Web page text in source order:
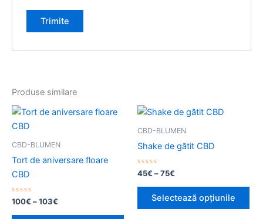
Produse similare
CBD-BLUMEN
Tort de aniversare floare
CBD
Evaluat
la
0
100€ –103€
Interval
până
la
Acest
produs
multe
Opțiunile
CBD-BLUMEN
Shake de gătit CBD
Evaluat
la
0
45€ –75€
Interval
prețuri:
până
Selectează opțiunile
pot